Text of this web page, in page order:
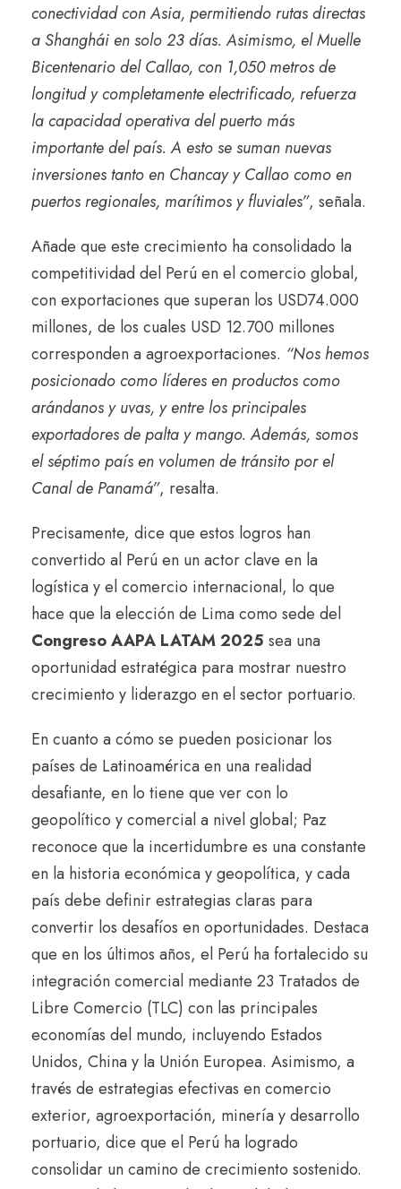
conectividad con Asia, permitiendo rutas directas
a Shanghái en solo 23 días. Asimismo, el Muelle
Bicentenario del Callao, con 1,050 metros de
longitud y completamente electrificado, refuerza
la capacidad operativa del puerto más
importante del país. A esto se suman nuevas
inversiones tanto en Chancay y Callao como en
puertos regionales, marítimos y fluviales”, señala.
Añade que este crecimiento ha consolidado la
competitividad del Perú en el comercio global,
con exportaciones que superan los USD74.000
millones, de los cuales USD 12.700 millones
corresponden a agroexportaciones. “Nos hemos
posicionado como líderes en productos como
arándanos y uvas, y entre los principales
exportadores de palta y mango. Además, somos
el séptimo país en volumen de tránsito por el
Canal de Panamá”, resalta.
Precisamente, dice que estos logros han
convertido al Perú en un actor clave en la
logística y el comercio internacional, lo que
hace que la elección de Lima como sede del
Congreso AAPA LATAM 2025 sea una
oportunidad estratégica para mostrar nuestro
crecimiento y liderazgo en el sector portuario.
En cuanto a cómo se pueden posicionar los
países de Latinoamérica en una realidad
desafiante, en lo tiene que ver con lo
geopolítico y comercial a nivel global; Paz
reconoce que la incertidumbre es una constante
en la historia económica y geopolítica, y cada
país debe definir estrategias claras para
convertir los desafíos en oportunidades. Destaca
que en los últimos años, el Perú ha fortalecido su
integración comercial mediante 23 Tratados de
Libre Comercio (TLC) con las principales
economías del mundo, incluyendo Estados
Unidos, China y la Unión Europea. Asimismo, a
través de estrategias efectivas en comercio
exterior, agroexportación, minería y desarrollo
portuario, dice que el Perú ha logrado
consolidar un camino de crecimiento sostenido.